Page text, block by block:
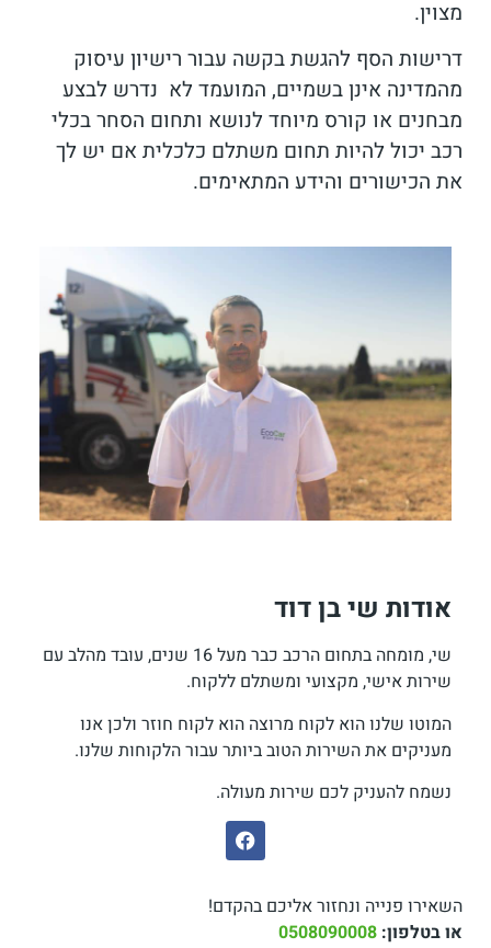
מצוין.
דרישות הסף להגשת בקשה עבור רישיון עיסוק
מהמדינה אינן בשמיים, המועמד לא נדרש לבצע
מבחנים או קורס מיוחד לנושא ותחום הסחר בכלי
רכב יכול להיות תחום משתלם כלכלית אם יש לך
את הכישורים והידע המתאימים.
אודות שי בן דוד
שי, מומחה בתחום הרכב כבר מעל 16 שנים, עובד מהלב עם
שירות אישי, מקצועי ומשתלם ללקוח.
המוטו שלנו הוא לקוח מרוצה הוא לקוח חוזר ולכן אנו
מעניקים את השירות הטוב ביותר עבור הלקוחות שלנו.
נשמח להעניק לכם שירות מעולה.
השאירו פנייה ונחזור אליכם בהקדם!
או בטלפון: 0508090008